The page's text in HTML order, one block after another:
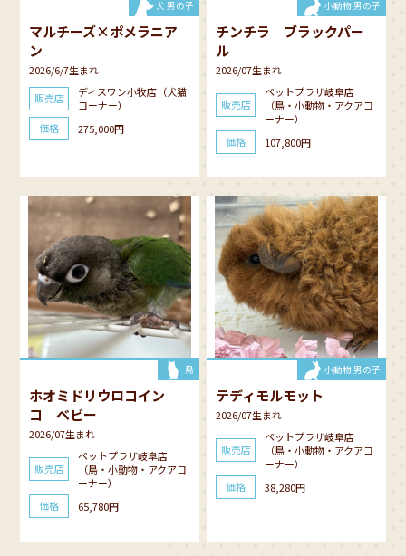
犬 男の子
マルチーズ×ポメラニア
ン
2026/6/7生まれ
販売店
ディスワン小牧店（犬猫
コーナー）
価格
275,000円
小動物 男の子
チンチラ ブラックパー
ル
2026/07生まれ
販売店
ペットプラザ岐阜店
（鳥・小動物・アクアコ
ーナー）
価格
107,800円
鳥
ホオミドリウロコイン
コ ベビー
2026/07生まれ
販売店
ペットプラザ岐阜店
（鳥・小動物・アクアコ
ーナー）
価格
65,780円
小動物 男の子
テディモルモット
2026/07生まれ
販売店
ペットプラザ岐阜店
（鳥・小動物・アクアコ
ーナー）
価格
38,280円